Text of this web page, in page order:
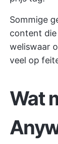
Sommige
content
weliswaar
veel op
Wat